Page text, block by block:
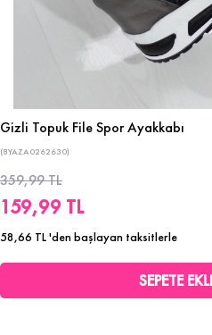
Gizli Topuk File Spor Ayakkabı
(8YAZA0262630)
359,99 TL
159,99 TL
58,66 TL'den başlayan taksitlerle